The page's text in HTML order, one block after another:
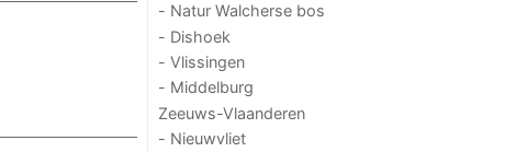
- Natur Walcherse bos
- Dishoek
- Vlissingen
- Middelburg
Zeeuws-Vlaanderen
- Nieuwvliet